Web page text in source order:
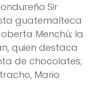
Sir
guatemalteca
Menchú; la
quien destaca
de chocolates;
Mario